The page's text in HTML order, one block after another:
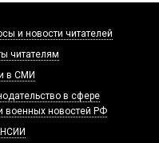
и новости читателей
читателям
в СМИ
в сфере
военных новостей РФ